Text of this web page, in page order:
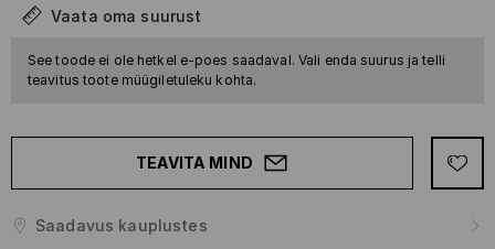
Vaata oma suurust
See toode ei ole hetkel e-poes saadaval. Vali enda suurus ja telli
teavitus toote müügiletuleku kohta.
TEAVITA MIND
Saadavus kauplustes